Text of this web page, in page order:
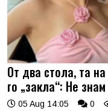
От два стола, та
го „закла“: Не
05 Aug 14:05 0